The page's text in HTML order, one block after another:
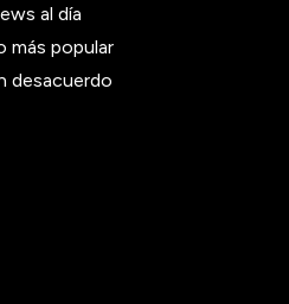
al día
más popular
desacuerdo